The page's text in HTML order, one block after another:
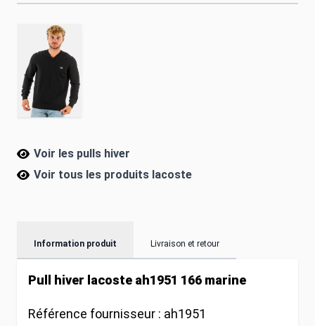
Voir les pulls hiver
Voir tous les produits lacoste
Information produit Livraison et retour
Pull hiver lacoste ah1951 166 marine
Référence fournisseur : ah1951